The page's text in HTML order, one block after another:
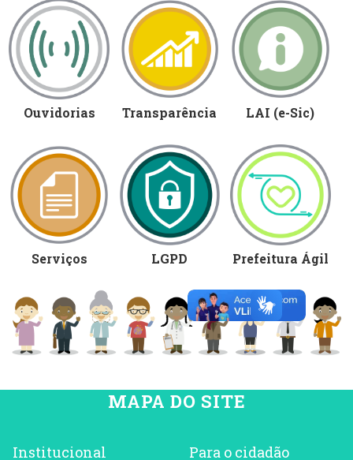
Ouvidorias Transparência LAI (e-Sic)
Serviços LGPD Prefeitura Ágil
MAPA DO SITE
Institucional Para o cidadão